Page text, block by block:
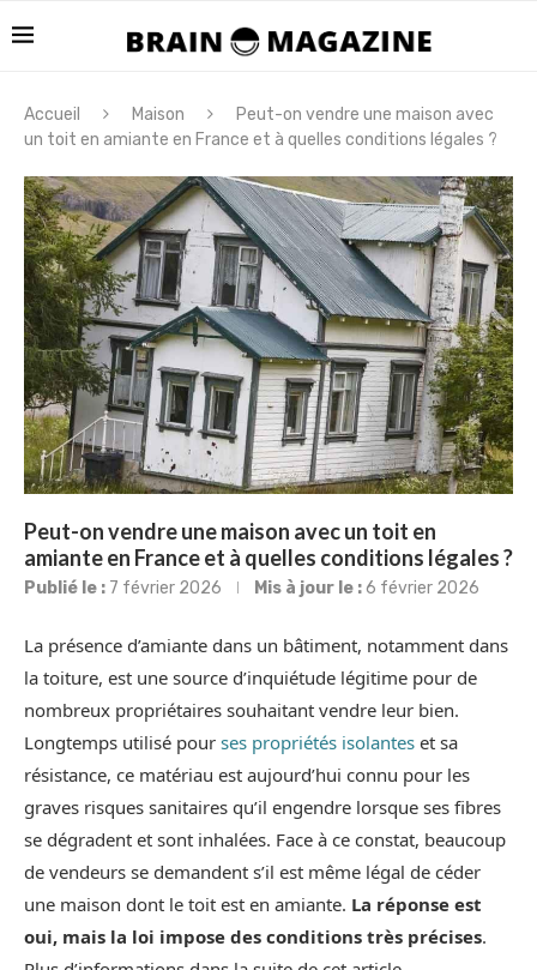
Accueil Maison
Peut-on vendre une maison avec
un toit en amiante en France et à quelles conditions légales ?
Peut-on vendre une maison avec un toit en
amiante en France et à quelles conditions légales ?
Publié le : 7 février 2026 Mis à jour le :6 février 2026
La présence d’amiante dans un bâtiment, notamment dans
la toiture, est une source d’inquiétude légitime pour de
nombreux propriétaires souhaitant vendre leur bien.
Longtemps utilisé pour ses propriétés isolantes et sa
résistance, ce matériau est aujourd’hui connu pour les
graves risques sanitaires qu’il engendre lorsque ses fibres
se dégradent et sont inhalées. Face à ce constat, beaucoup
de vendeurs se demandent s’il est même légal de céder
une maison dont le toit est en amiante. La réponse est
oui, mais la loi impose des conditions très précises.